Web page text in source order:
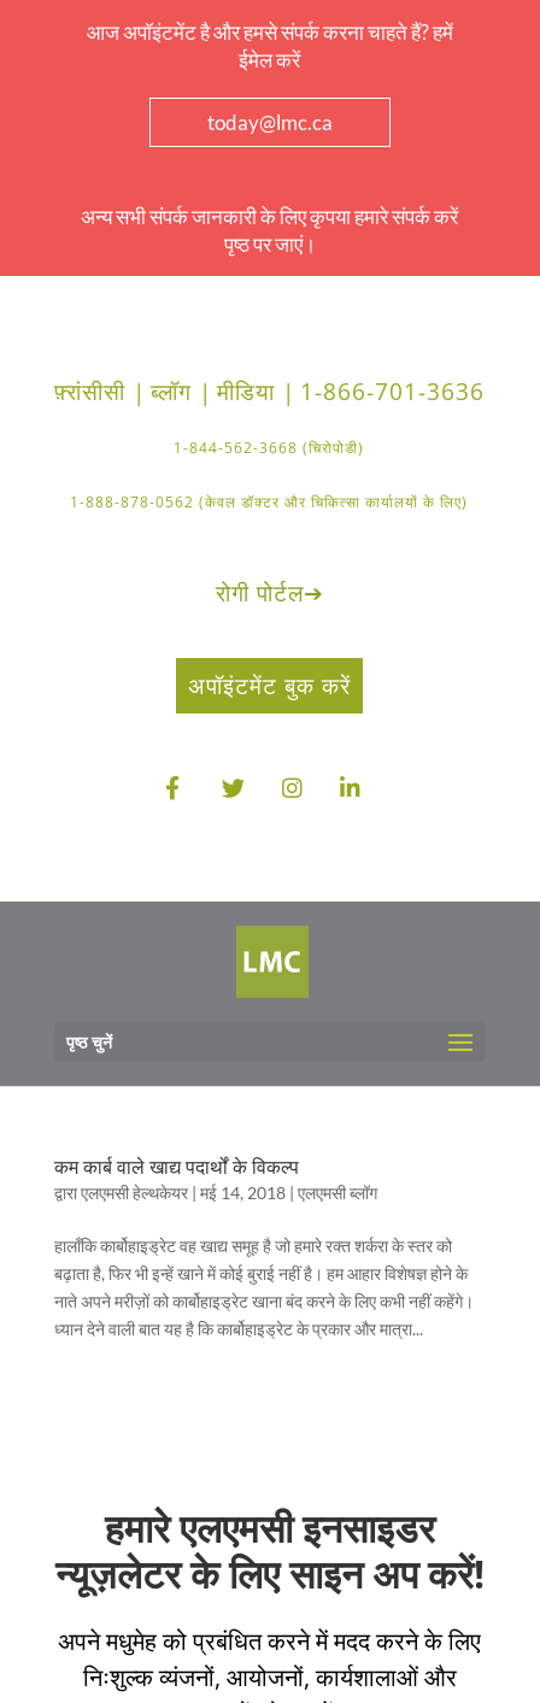
आज अपॉइंटमेंट है और हमसे संपर्क करना चाहते हैं? हमें
ईमेल करें
today@lmc.ca
अन्य सभी संपर्क जानकारी के लिए कृपया हमारे संपर्क करें
पृष्ठ पर जाएं।
फ़्रांसीसी | ब्लॉग | मीडिया | 1-866-701-3636
1-844-562-3668 (चिरोपोडी)
1-888-878-0562 (केवल डॉक्टर और चिकित्सा कार्यालयों के लिए)
रोगी पोर्टल➔
अपॉइंटमेंट बुक करें
पृष्ठ चुनें
कम कार्ब वाले खाद्य पदार्थों के विकल्प
द्वाराएलएमसी हेल्थकेयर| मई 14, 2018| एलएमसी ब्लॉग
हालाँकि कार्बोहाइड्रेट वह खाद्य समूह है जो हमारे रक्त शर्करा के स्तर को
बढ़ाता है, फिर भी इन्हें खाने में कोई बुराई नहीं है। हम आहार विशेषज्ञ होने के
नाते अपने मरीज़ों को कार्बोहाइड्रेट खाना बंद करने के लिए कभी नहीं कहेंगे।
ध्यान देने वाली बात यह है कि कार्बोहाइड्रेट के प्रकार और मात्रा...
हमारे एलएमसी इनसाइडर
न्यूज़लेटर के लिए साइन अप करें!
अपने मधुमेह को प्रबंधित करने में मदद करने के लिए
निःशुल्क व्यंजनों, आयोजनों, कार्यशालाओं और